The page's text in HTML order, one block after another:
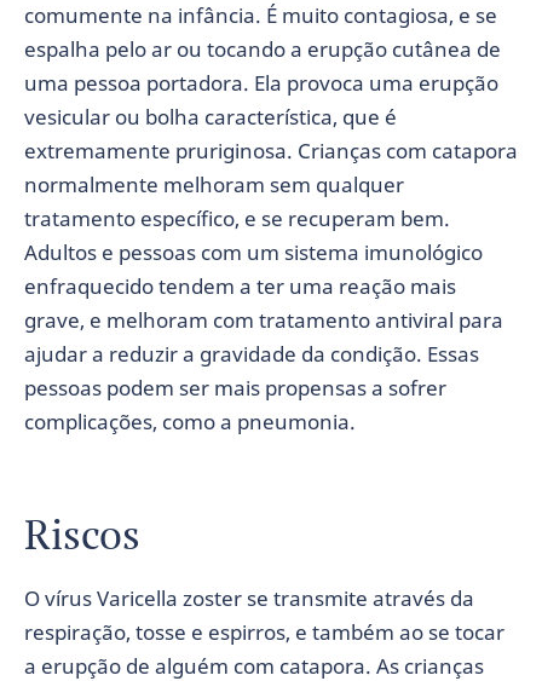
comumente na infância. É muito contagiosa, e se
espalha pelo ar ou tocando a erupção cutânea de
uma pessoa portadora. Ela provoca uma erupção
vesicular ou bolha característica, que é
extremamente pruriginosa. Crianças com catapora
normalmente melhoram sem qualquer
tratamento específico, e se recuperam bem.
Adultos e pessoas com um sistema imunológico
enfraquecido tendem a ter uma reação mais
grave, e melhoram com tratamento antiviral para
ajudar a reduzir a gravidade da condição. Essas
pessoas podem ser mais propensas a sofrer
complicações, como a pneumonia.
Riscos
O vírus Varicella zoster se transmite através da
respiração, tosse e espirros, e também ao se tocar
a erupção de alguém com catapora. As crianças